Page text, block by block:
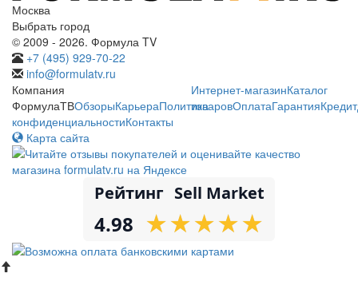
Москва
Выбрать город
© 2009 - 2026. Формула TV
+7 (495) 929-70-22
info@formulatv.ru
Компания
ФормулаТВОбзорыКарьераПолитика
конфиденциальностиКонтакты
Интернет-магазинКаталог
товаровОплатаГарантияКредит
Карта сайта
Рейтинг Sell Market
4.98 ★
★★
★★
★★
★★
★